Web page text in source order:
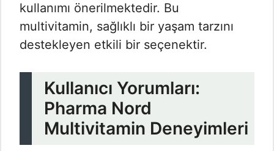
kullanımı önerilmektedir. Bu
multivitamin, sağlıklı bir yaşam tarzını
destekleyen etkili bir seçenektir.
Kullanıcı Yorumları:
Pharma Nord
Multivitamin Deneyimleri